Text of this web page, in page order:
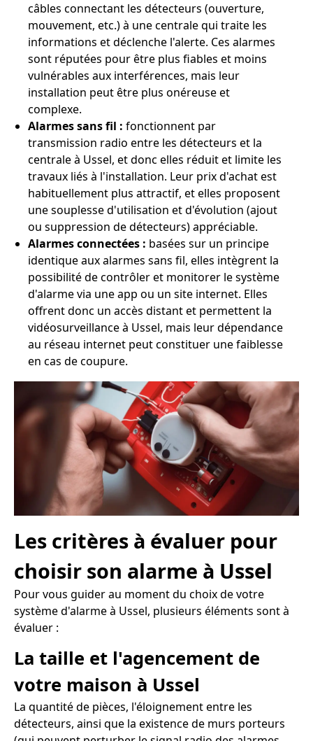
câbles connectant les détecteurs (ouverture,
mouvement, etc.) à une centrale qui traite les
informations et déclenche l'alerte. Ces alarmes
sont réputées pour être plus fiables et moins
vulnérables aux interférences, mais leur
installation peut être plus onéreuse et
complexe.
Alarmes sans fil : fonctionnent par
transmission radio entre les détecteurs et la
centrale à Ussel, et donc elles réduit et limite les
travaux liés à l'installation. Leur prix d'achat est
habituellement plus attractif, et elles proposent
une souplesse d'utilisation et d'évolution (ajout
ou suppression de détecteurs) appréciable.
Alarmes connectées : basées sur un principe
identique aux alarmes sans fil, elles intègrent la
possibilité de contrôler et monitorer le système
d'alarme via une app ou un site internet. Elles
offrent donc un accès distant et permettent la
vidéosurveillance à Ussel, mais leur dépendance
au réseau internet peut constituer une faiblesse
en cas de coupure.
Les critères à évaluer pour
choisir son alarme à Ussel
Pour vous guider au moment du choix de votre
système d'alarme à Ussel, plusieurs éléments sont à
évaluer :
La taille et l'agencement de
votre maison à Ussel
La quantité de pièces, l'éloignement entre les
détecteurs, ainsi que la existence de murs porteurs